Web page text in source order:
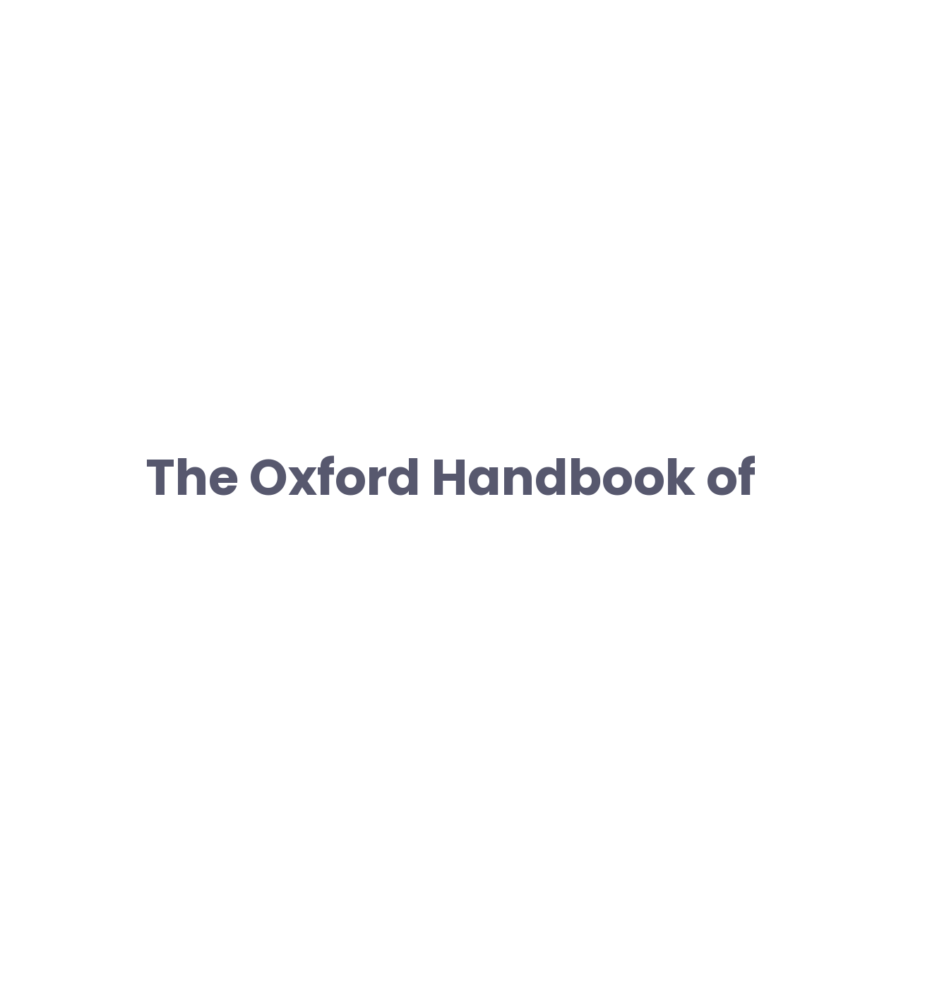
The Oxford Handbook of